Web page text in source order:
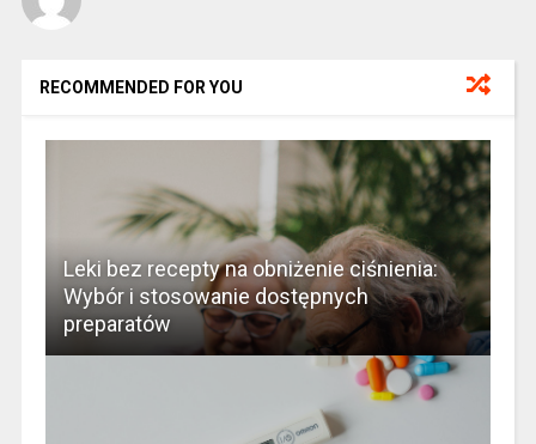
RECOMMENDED FOR YOU
Leki bez recepty na obniżenie ciśnienia:
Wybór i stosowanie dostępnych
preparatów